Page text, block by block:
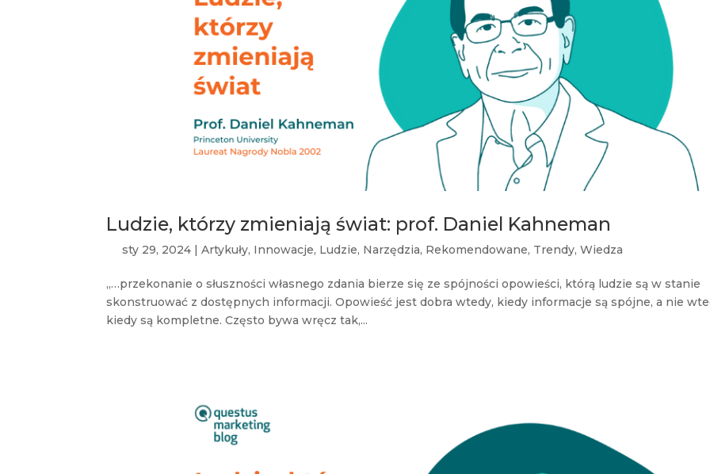
Ludzie, którzy zmieniają świat: prof. Daniel Kahneman
sty 29, 2024 |Artykuły, Innowacje, Ludzie, Narzędzia, Rekomendowane, Trendy,Wiedza
„…przekonanie o słuszności własnego zdania bierze się ze spójności opowieści, którą ludzie są w stanie
skonstruować z dostępnych informacji. Opowieść jest dobra wtedy, kiedy informacje są spójne, a nie
kiedy są kompletne. Często bywa wręcz tak,...